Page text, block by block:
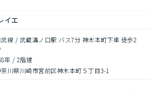
イエ
線 / 武蔵溝ノ口駅 バス7分 神木本町下車 徒歩2
年 / 2階建
川県川崎市宮前区神木本町５丁目3-1